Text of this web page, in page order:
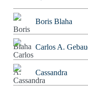
Boris Blaha
Carlos A.
Cassandra